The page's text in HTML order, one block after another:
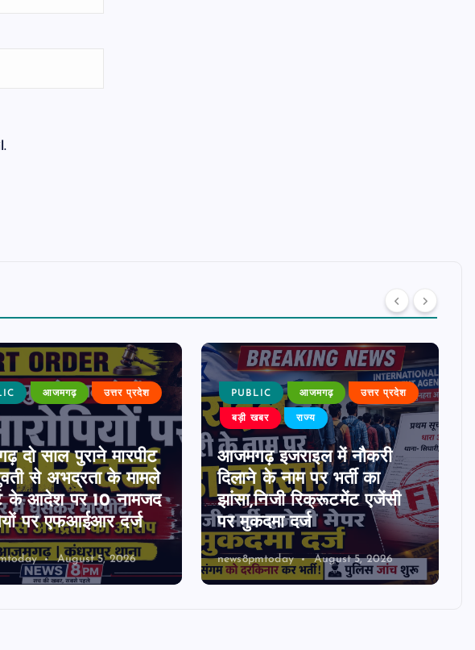
आजमगढ़ उत्तर प्रदेश
दो साल पुराने मारपीट
से अभद्रता के मामले
के आदेश पर 10 नामजद
पर एफआईआर दर्ज
August 5, 2026
PUBLIC आजमगढ़ उत्तर प्रदेश
बड़ी खबर राज्य
आजमगढ़ इजराइल में नौकरी
दिलाने के नाम पर भर्ती का
झांसा,निजी रिक्रूटमेंट एजेंसी
पर मुकदमा दर्ज
news8pmtoday August 5, 2026